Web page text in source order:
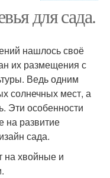
150-летний дерево
Быстрорастущие
дерева
для сада.
нашлось своё
их размещения с
Ведь одним
солнечных мест, а
Эти особенности
на развитие
сада.
на хвойные и